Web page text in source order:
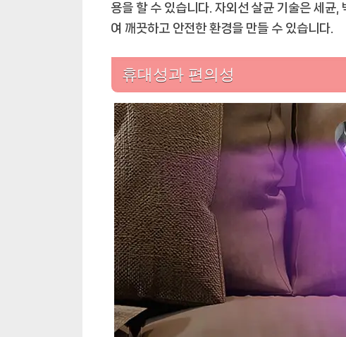
용을 할 수 있습니다. 자외선 살균 기술은 세균
여 깨끗하고 안전한 환경을 만들 수 있습니다.
휴대성과 편의성